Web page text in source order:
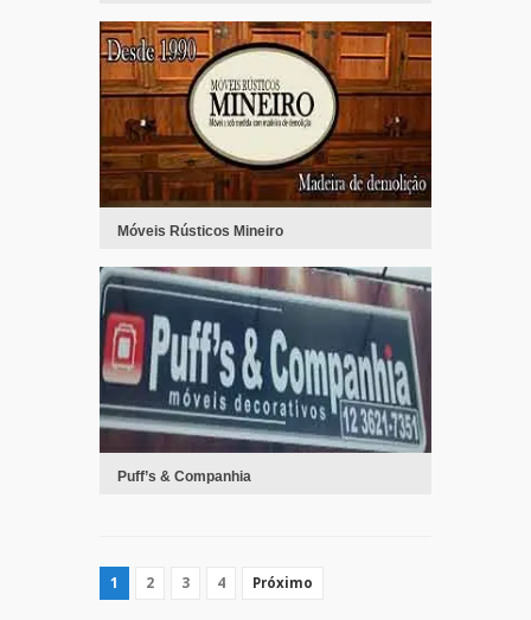
Móveis Rústicos Mineiro
Puff’s & Companhia
1 2 3 4 Próximo